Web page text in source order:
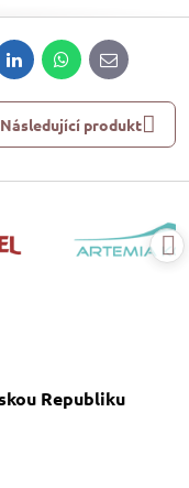
LinkedInWhatsApp
E-
mail
Následující produkt
Republiku